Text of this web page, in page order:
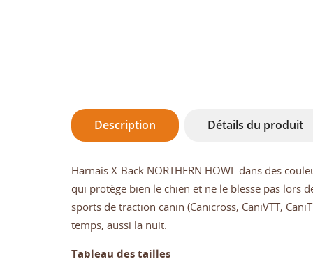
Description Détails du produit
Harnais X-Back NORTHERN HOWL dans des
qui protège bien le chien et ne le blesse pas lors
sports de traction canin (Canicross, CaniVTT,
temps, aussi la nuit.
Tableau des tailles